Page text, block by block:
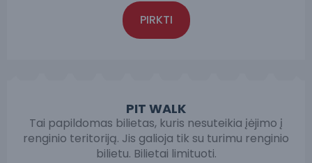
PIRKTI
PIT WALK
Tai papildomas bilietas, kuris nesuteikia įėjimo į
renginio teritoriją. Jis galioja tik su turimu renginio
bilietu. Bilietai limituoti.